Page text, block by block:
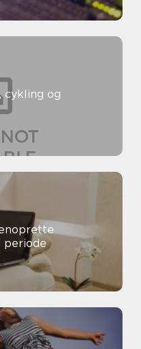
cykling og
periode